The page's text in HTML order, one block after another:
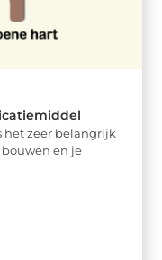
het zeer belangrijk
en je